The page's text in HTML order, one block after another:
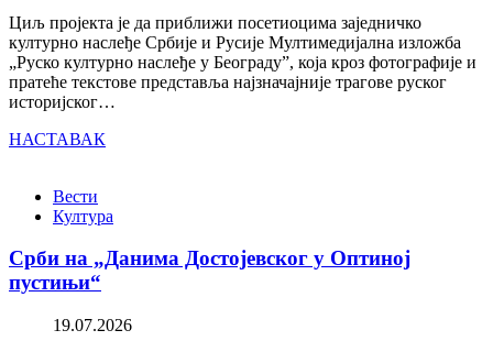
Циљ пројекта је да приближи посетиоцима заједничко
културно наслеђе Србије и Русије Мултимедијална изложба
„Руско културно наслеђе у Београду”, која кроз фотографије и
пратеће текстове представља најзначајније трагове руског
историјског…
НАСТАВАК
Вести
Култура
Срби на „Данима Достојевског у Оптиној
пустињи“
19.07.2026